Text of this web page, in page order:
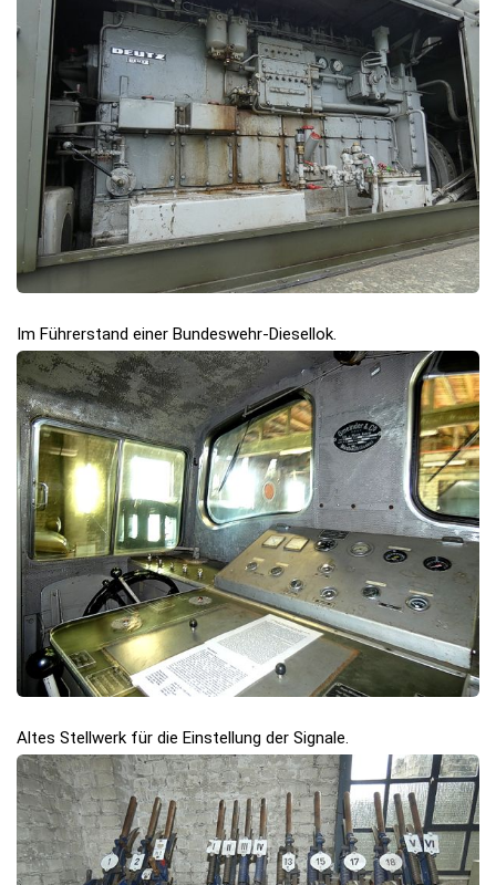
Im Führerstand einer Bundeswehr-Diesellok.
Altes Stellwerk für die Einstellung der Signale.